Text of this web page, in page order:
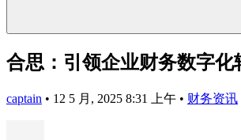
合思：引领企业财务数字化
captain • 12 5 月, 2025 8:31 上午 • 财务资讯